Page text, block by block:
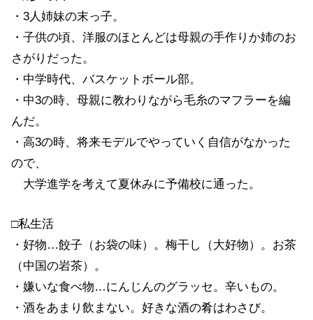
・3人姉妹の末っ子。
・子供の頃、洋服のほとんどは母親の手作りか姉のお
さがりだった。
・中学時代、バスケットボール部。
・中3の時、母親に教わりながら毛糸のマフラーを編
んだ。
・高3の時、将来モデルでやっていく自信がなかった
ので、
大学進学を考えて夏休みに予備校に通った。
□私生活
・好物…餃子（お袋の味）。梅干し（大好物）。お茶
（中国の岩茶）。
・嫌いな食べ物…にんじんのグラッセ。辛いもの。
・酒をあまり飲まない。好きな酒の肴はわさび。